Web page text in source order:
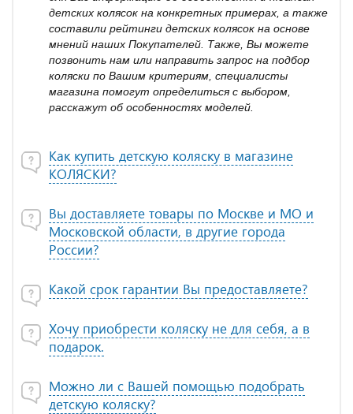
детских колясок на конкретных примерах, а также
составили рейтинги детских колясок на основе
мнений наших Покупателей. Также, Вы можете
позвонить нам или направить запрос на подбор
коляски по Вашим критериям, специалисты
магазина помогут определиться с выбором,
расскажут об особенностях моделей.
Как купить детскую коляску в магазине
КОЛЯСКИ?
Вы доставляете товары по Москве и МО и
Московской области, в другие города
России?
Какой срок гарантии Вы предоставляете?
Хочу приобрести коляску не для себя, а в
подарок.
Можно ли с Вашей помощью подобрать
детскую коляску?